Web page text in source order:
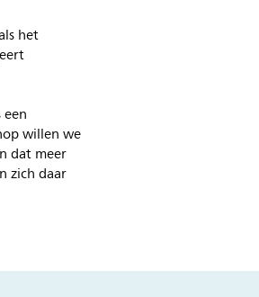
het
willen we
dat meer
zich daar